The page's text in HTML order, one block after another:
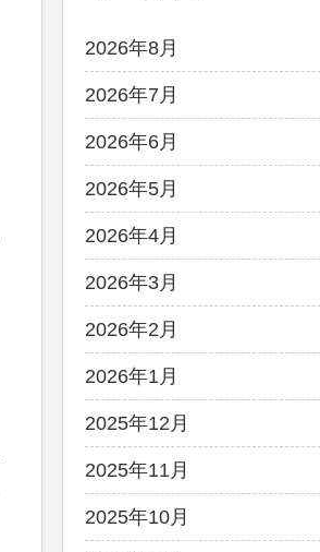
2026年8月
2026年7月
2026年6月
2026年5月
2026年4月
2026年3月
2026年2月
2026年1月
2025年12月
2025年11月
2025年10月